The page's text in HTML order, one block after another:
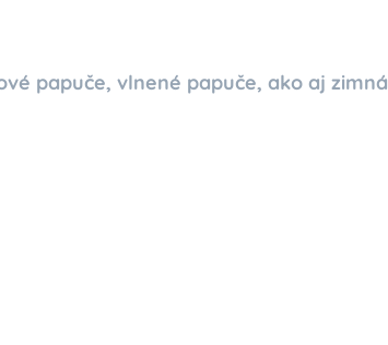
papuče, vlnené papuče, ako aj zimná